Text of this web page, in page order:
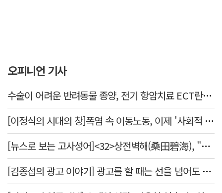
오피니언 기사
수술이 어려운 반려동물 종양, 전기 항암치료 ECT란? [반려동물 건강톡톡]
[이정식의 시대의 창]폭염 속 이동노동, 이제 '사회적 위험 관리'로 전환할 때
[뉴스로 보는 고사성어]<32>상전벽해(桑田碧海), "뽕나무밭이 푸른 바다가 되었다."
[김종섭의 광고 이야기] 광고를 할 때는 선을 넘어도 좋습니다.